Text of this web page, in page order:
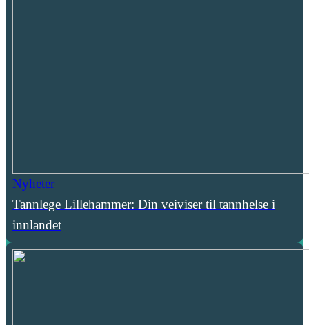
Nyheter
Tannlege Lillehammer: Din veiviser til tannhelse i
innlandet